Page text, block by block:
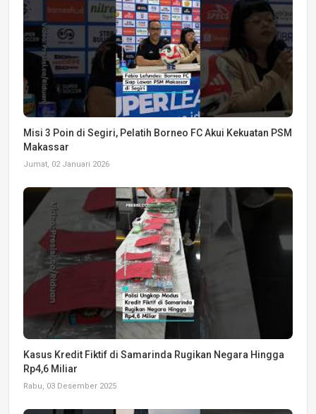
Misi 3 Poin di Segiri, Pelatih Borneo FC Akui Kekuatan PSM
Makassar
Jumat, 02 Januari 2026
Kasus Kredit Fiktif di Samarinda Rugikan Negara Hingga
Rp4,6 Miliar
Rabu, 03 Desember 2025